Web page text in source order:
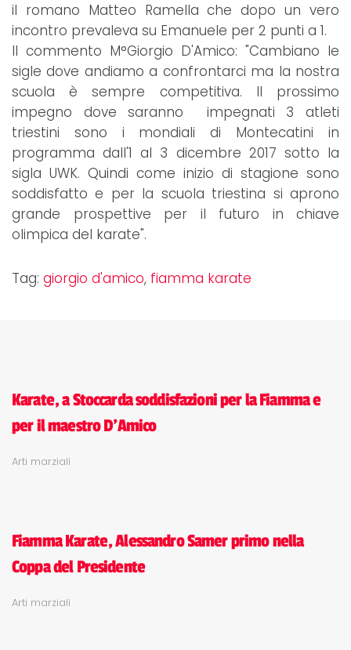
il romano Matteo Ramella che dopo un vero
incontro prevaleva su Emanuele per 2 punti a 1.
Il commento M°Giorgio D'Amico: "Cambiano le
sigle dove andiamo a confrontarci ma la nostra
scuola è sempre competitiva. Il prossimo
impegno dove saranno impegnati 3 atleti
triestini sono i mondiali di Montecatini in
programma dall'1 al 3 dicembre 2017 sotto la
sigla UWK. Quindi come inizio di stagione sono
soddisfatto e per la scuola triestina si aprono
grande prospettive per il futuro in chiave
olimpica del karate".
Tag: giorgio d'amico, fiamma karate
Karate, a Stoccarda soddisfazioni per la Fiamma e
per il maestro D'Amico
Arti marziali
Fiamma Karate, Alessandro Samer primo nella
Coppa del Presidente
Arti marziali